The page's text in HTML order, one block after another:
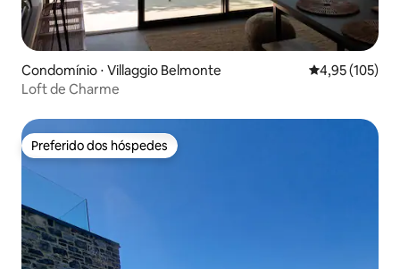
Condomínio ⋅ Villaggio Belmonte 4,95 de uma
4,95 (105)
Loft de Charme
Preferido dos hóspedes
Preferido dos hóspedes